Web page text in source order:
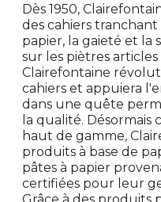
Dès 1950,
des cahiers
papier, la gaieté et
sur les piètres
Clairefontaine
cahiers et appuiera
dans une quête
la qualité. Désormais
haut de gamme,
produits à base de
pâtes à papier
certifiées pour leur